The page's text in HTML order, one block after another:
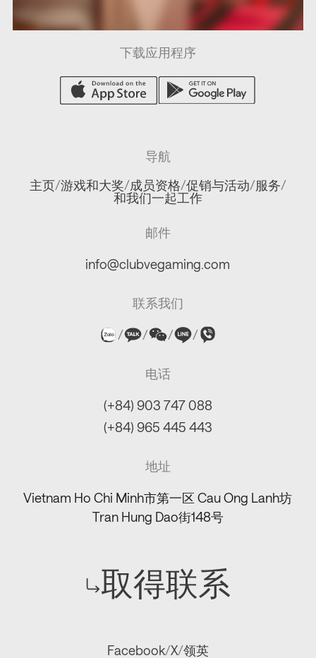
Facebook/X/领英
导航
主页/游戏和大奖/成员资格/促销与活动/服务/
和我们一起工作
下载应用程序
邮件
info@clubvegaming.com
联系我们
/ / / /
电话
(+84) 903 747 088
(+84) 965 445 443
地址
Vietnam Ho Chi Minh市第一区 Cau Ong Lanh坊
Tran Hung Dao街148号
取得联系